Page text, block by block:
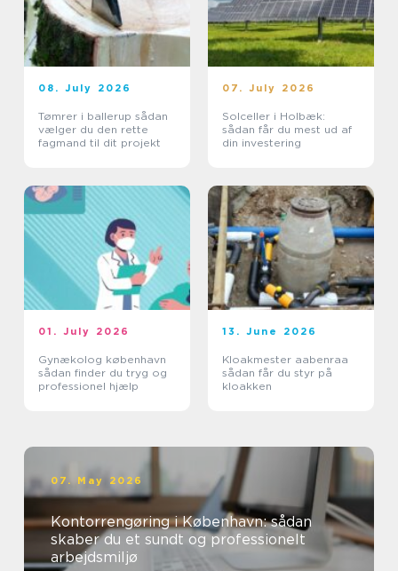
08. July 2026
Tømrer i ballerup sådan
vælger du den rette
fagmand til dit projekt
07. July 2026
Solceller i Holbæk:
sådan får du mest ud af
din investering
01. July 2026
Gynækolog københavn
sådan finder du tryg og
professionel hjælp
13. June 2026
Kloakmester aabenraa
sådan får du styr på
kloakken
07. May 2026
Kontorrengøring i København: sådan
skaber du et sundt og professionelt
arbejdsmiljø